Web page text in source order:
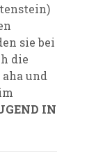
sie bei
die
und
IN